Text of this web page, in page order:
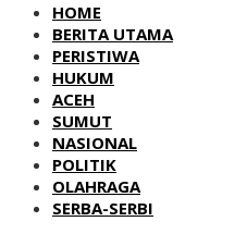
HOME
BERITA UTAMA
PERISTIWA
HUKUM
ACEH
SUMUT
NASIONAL
POLITIK
OLAHRAGA
SERBA-SERBI